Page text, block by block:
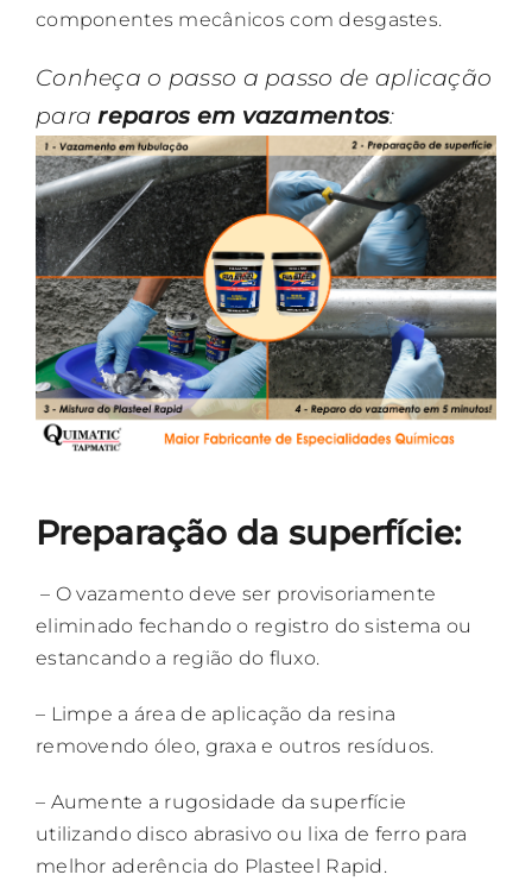
componentes mecânicos com desgastes.
Conheça o passo a passo de aplicação
parareparos em vazamentos:
Preparação da superfície:
– O vazamento deve ser provisoriamente
eliminado fechando o registro do sistema ou
estancando a região do fluxo.
– Limpe a área de aplicação da resina
removendo óleo, graxa e outros resíduos.
– Aumente a rugosidade da superfície
utilizando disco abrasivo ou lixa de ferro para
melhor aderência do Plasteel Rapid.